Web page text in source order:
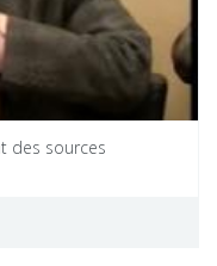
des sources